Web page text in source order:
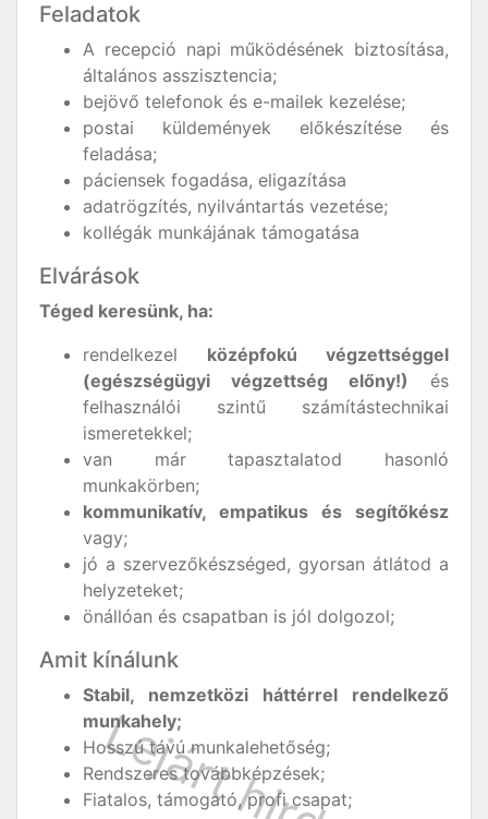
Feladatok
A recepció napi működésének biztosítása,
általános asszisztencia;
bejövő telefonok és e-mailek kezelése;
postai küldemények előkészítése és
feladása;
páciensek fogadása, eligazítása
adatrögzítés, nyilvántartás vezetése;
kollégák munkájának támogatása
Elvárások
Téged keresünk, ha:
rendelkezel középfokú végzettséggel
(egészségügyi végzettség előny!) és
felhasználói szintű számítástechnikai
ismeretekkel;
van már tapasztalatod hasonló
munkakörben;
kommunikatív, empatikus és segítőkész
vagy;
jó a szervezőkészséged, gyorsan átlátod a
helyzeteket;
önállóan és csapatban is jól dolgozol;
Amit kínálunk
Stabil, nemzetközi háttérrel rendelkező
munkahely;
Hosszú távú munkalehetőség;
Rendszeres továbbképzések;
Fiatalos, támogató, profi csapat;